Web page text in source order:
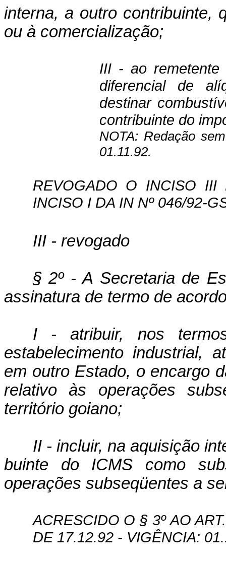
in­terna, a outro contribuinte,
ou à comercialização;
III - ao remetente
dife­rencial de
destinar
contribuinte do
NOTA: Redação
01.11.92.
REVOGADO O INCISO
INCISO I DA IN Nº 046/92-
III - revogado
§ 2º - A Secretaria de
assinatura de termo de
I - atribuir, nos
estabeleci­mento industrial,
em outro Estado, o encargo
relativo às operações
território goiano;
II - incluir, na aquisição
buinte do ICMS como
operações sub­seqüentes a
ACRESCIDO O § 3º AO
DE 17.12.92 - VIGÊNCIA: